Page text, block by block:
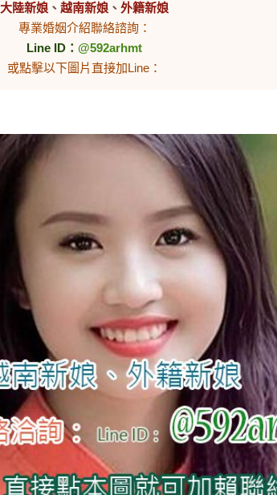
大陸新娘 、越南新娘 、外籍新娘
專業婚姻介紹聯絡諮詢：
Line ID：@592arhmt
或點擊以下圖片直接加Line：